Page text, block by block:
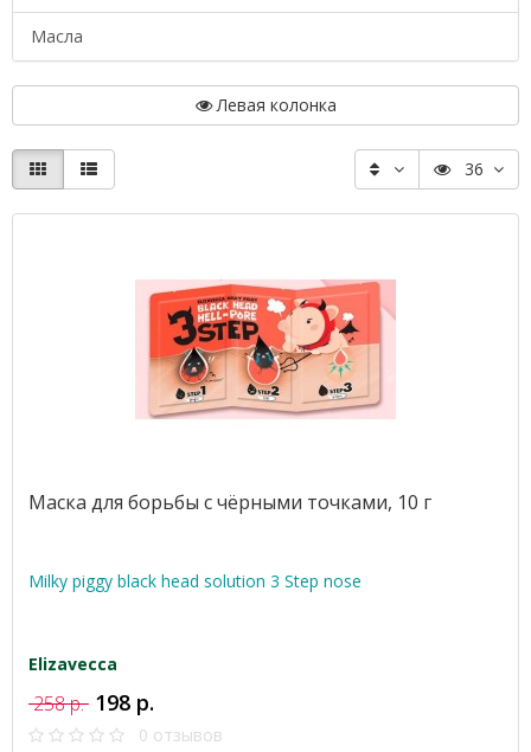
Масла
Левая колонка
36
Маска для борьбы с чёрными точками, 10 г
Milky piggy black head solution 3 Step nose
Elizavecca
258 р. 198 р.
0 отзывов